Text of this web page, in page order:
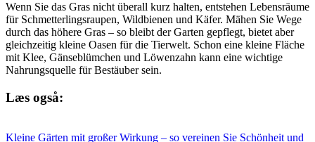
Wenn Sie das Gras nicht überall kurz halten, entstehen Lebensräume
für Schmetterlingsraupen, Wildbienen und Käfer. Mähen Sie Wege
durch das höhere Gras – so bleibt der Garten gepflegt, bietet aber
gleichzeitig kleine Oasen für die Tierwelt. Schon eine kleine Fläche
mit Klee, Gänseblümchen und Löwenzahn kann eine wichtige
Nahrungsquelle für Bestäuber sein.
Læs også:
Kleine Gärten mit großer Wirkung – so vereinen Sie Schönheit und